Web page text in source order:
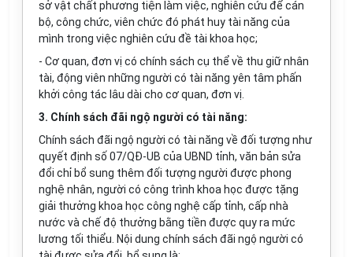
sở vật chất phương tiện làm việc, nghiên cứu để cán
bộ, công chức, viên chức đó phát huy tài năng của
mình trong việc nghiên cứu đề tài khoa học;
- Cơ quan, đơn vị có chính sách cụ thể về thu giữ nhân
tài, động viên những người có tài năng yên tâm phấn
khởi công tác lâu dài cho cơ quan, đơn vị.
3. Chính sách đãi ngộ người có tài năng:
Chính sách đãi ngộ người có tài năng về đối tượng như
quyết định số 07/QĐ-UB của UBND tỉnh, văn bản sửa
đổi chỉ bổ sung thêm đối tượng người được phong
nghệ nhân, người có công trình khoa học được tặng
giải thưởng khoa học công nghệ cấp tỉnh, cấp nhà
nước và chế độ thưởng bằng tiền được quy ra mức
lương tối thiểu. Nội dung chính sách đãi ngộ người có